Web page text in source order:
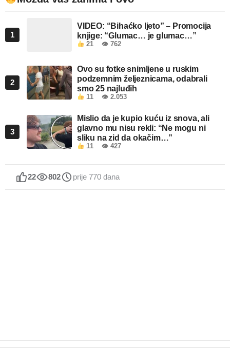
1
VIDEO: “Bihaćko ljeto” – Promocija
knjige: “Glumac… je glumac…”
21 👁 762
2
Ovo su fotke snimljene u ruskim
podzemnim željeznicama, odabrali
smo 25 najluđih
11 👁 2.053
3
Mislio da je kupio kuću iz snova, ali
glavno mu nisu rekli: “Ne mogu ni
sliku na zid da okačim…”
11 👁 427
22 802 prije 770 dana